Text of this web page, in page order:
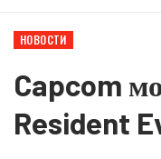
НОВОСТИ
Capcom
Resident